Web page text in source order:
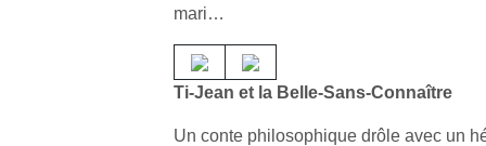
mari…
Ti-Jean et la Belle-Sans-Connaître
Un conte philosophique drôle avec un